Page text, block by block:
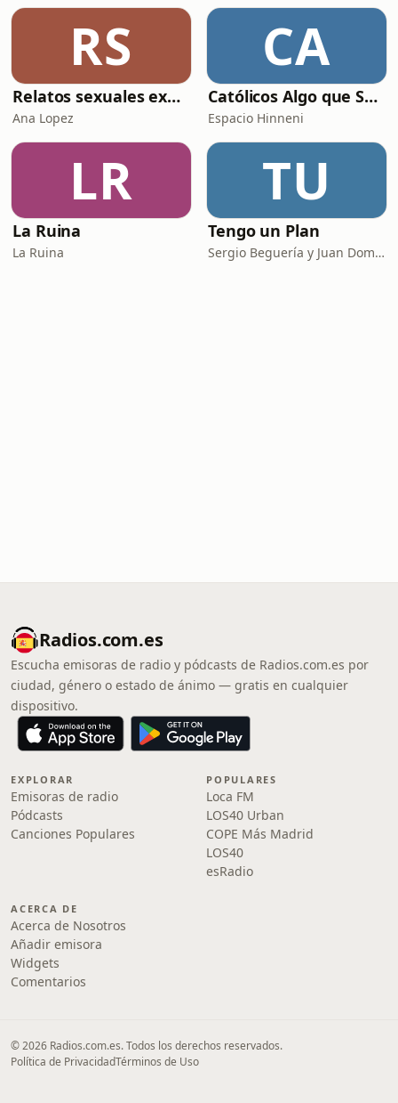
RS
Relatos sexuales explícitos
Ana Lopez
CA
Católicos Algo que Saber
Espacio Hinneni
LR
La Ruina
La Ruina
TU
Tengo un Plan
Sergio Beguería y Juan Domínguez
Radios.com.es
Escucha emisoras de radio y pódcasts de Radios.com.es por
ciudad, género o estado de ánimo — gratis en cualquier
dispositivo.
EXPLORAR
Emisoras de radio
Pódcasts
Canciones Populares
POPULARES
Loca FM
LOS40 Urban
COPE Más Madrid
LOS40
esRadio
ACERCA DE
Acerca de Nosotros
Añadir emisora
Widgets
Comentarios
© 2026 Radios.com.es. Todos los derechos reservados.
Política de PrivacidadTérminos de Uso